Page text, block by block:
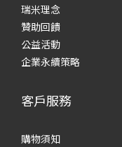
瑞米理念
贊助回饋
公益活動
企業永續策略
客戶服務
購物須知